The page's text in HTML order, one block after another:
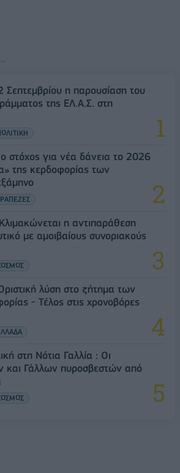
Σεπτεμβρίου η παρουσίαση του
της ΕΛ.Α.Σ. στη
στόχος για νέα δάνεια το 2026
της κερδοφορίας των
η αντιπαράθεση
με αμοιβαίους συνοριακούς
λύση στο ζήτημα των
- Τέλος στις χρονοβόρες
στη Νότια Γαλλία : Οι
και Γάλλων πυροσβεστών από